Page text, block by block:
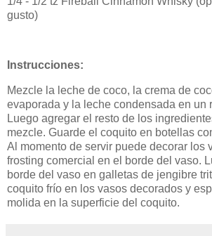
gusto)
Instrucciones:
Mezcle la leche de coco, la crema de
evaporada y la leche condensada en un
Luego agregar el resto de los
mezcle. Guarde el coquito en botellas
Al momento de servir puede decorar los
frosting comercial en el borde del vaso.
borde del vaso en galletas de jengibre
coquito frío en los vasos decorados y
molida en la superficie del coquito.